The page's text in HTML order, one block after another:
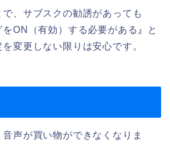
、サブスクの勧誘があっても
をON（有効）する必要がある 』
と
変更しない限りは安心です。
声が買い物ができなくなりま